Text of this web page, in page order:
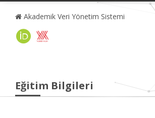
Akademik Veri Yönetim Sistemi
Eğitim Bilgileri